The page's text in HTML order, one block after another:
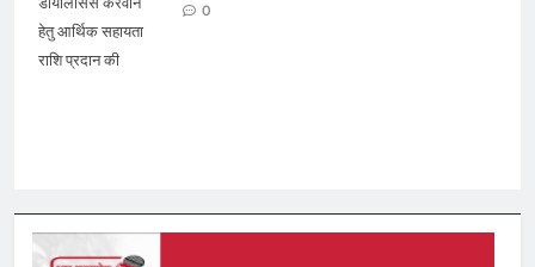
हेतु आर्थिक सहायता
राशि प्रदान की
0